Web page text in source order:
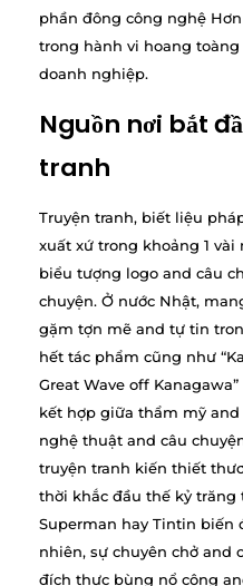
phần đông công nghệ
trong hành vi hoang
doanh nghiệp.
Nguồn nơi bắt
tranh
Truyện tranh, biết liệu
xuất xứ trong khoảng 1
biểu tượng logo and câu
chuyện. Ở nước Nhật,
gặm tợn mẽ and tự tin
hết tác phẩm cũng như
Great Wave off
kết hợp giữa thẩm mỹ
nghệ thuật and câu
truyện tranh kiến thiết
thời khắc đầu thế kỷ
Superman hay Tintin biến
nhiên, sự chuyên chở and
đích thực bùng nổ cộng